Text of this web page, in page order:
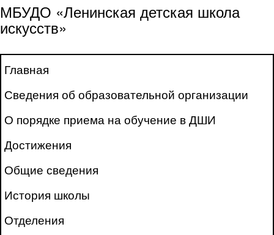
МБУДО «Ленинская детская школа
искусств»
Главная
Сведения об образовательной организации
О порядке приема на обучение в ДШИ
Достижения
Общие сведения
История школы
Отделения